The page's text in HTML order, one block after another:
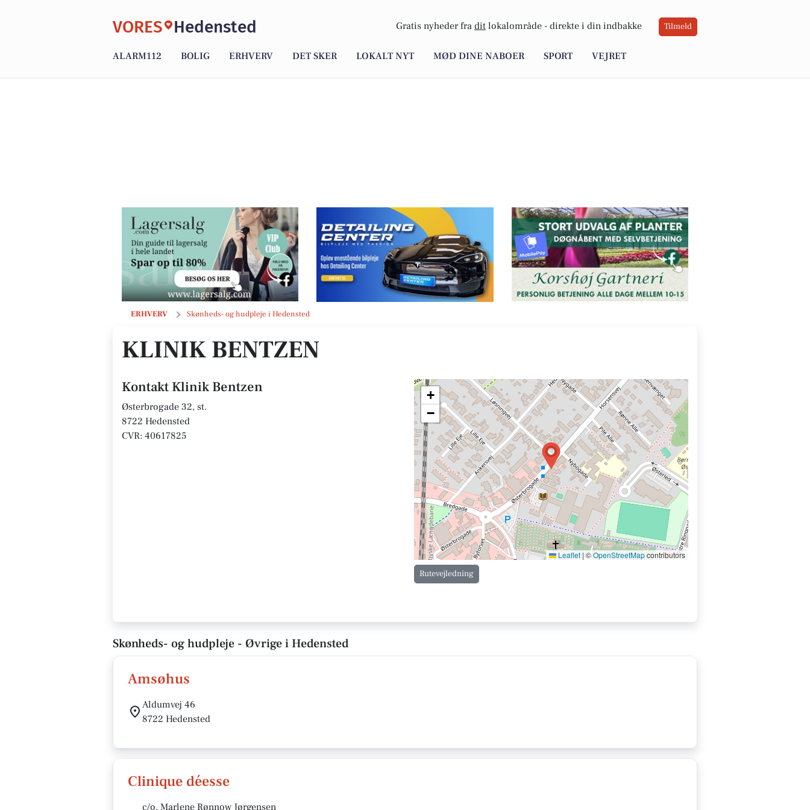
VORES Hedensted Gratis nyheder fra dit lokalområde - direkte i din indbakke Tilmeld
ALARM112 BOLIG ERHVERV DET SKER LOKALT NYT MØD DINE NABOER SPORT VEJRET
ERHVERV Skønheds- og hudpleje i Hedensted
Klinik Bentzen
KLINIK BENTZEN
Kontakt Klinik Bentzen
Østerbrogade 32, st.
8722 Hedensted
CVR: 40617825
+
−
Leaflet | ©OpenStreetMapcontributors
Rutevejledning
Skønheds- og hudpleje - Øvrige i Hedensted
Amsøhus
Aldumvej 46
8722 Hedensted
Clinique déesse
c/o. Marlene Rønnow Jørgensen